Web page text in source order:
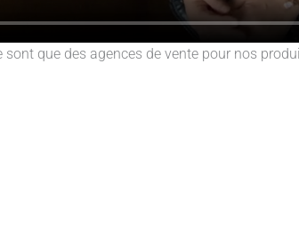
que des agences de vente pour nos